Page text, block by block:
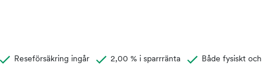
Reseförsäkring ingår 2,00 % i sparrränta Både fysiskt